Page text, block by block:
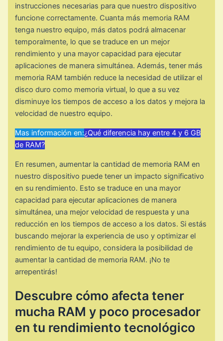
instrucciones necesarias para que nuestro dispositivo
funcione correctamente. Cuanta más memoria RAM
tenga nuestro equipo, más datos podrá almacenar
temporalmente, lo que se traduce en un mejor
rendimiento y una mayor capacidad para ejecutar
aplicaciones de manera simultánea. Además, tener más
memoria RAM también reduce la necesidad de utilizar el
disco duro como memoria virtual, lo que a su vez
disminuye los tiempos de acceso a los datos y mejora la
velocidad de nuestro equipo.
Mas información en:¿Qué diferencia hay entre 4 y 6 GB
de RAM?
En resumen, aumentar la cantidad de memoria RAM en
nuestro dispositivo puede tener un impacto significativo
en su rendimiento. Esto se traduce en una mayor
capacidad para ejecutar aplicaciones de manera
simultánea, una mejor velocidad de respuesta y una
reducción en los tiempos de acceso a los datos. Si estás
buscando mejorar la experiencia de uso y optimizar el
rendimiento de tu equipo, considera la posibilidad de
aumentar la cantidad de memoria RAM. ¡No te
arrepentirás!
Descubre cómo afecta tener
mucha RAM y poco procesador
en tu rendimiento tecnológico